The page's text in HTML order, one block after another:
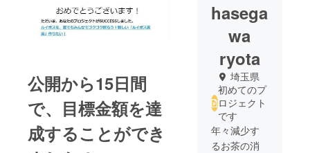
公開から15日間
で、目標金額を達
成することができ
hasega
wa
ryota
埼玉県
初めてのプ
ロジェクト
です
年々減少す
るお茶の消